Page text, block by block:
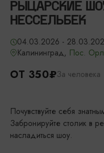
РЫЦАРСКИЕ
НЕССЕЛЬБЕК
04.03.2026 -
Калининград, Пос.
ОТ 350₽За человека
Почувствуйте себя
Забронируйте столик в
насладиться шоу.